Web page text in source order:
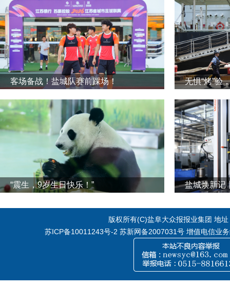
客场备战！盐城队赛前踩场！ 无惧“烤”验
“震生，9岁生日快乐！”
版权所有(C)盐阜大众报报业集团 地
苏ICP备10011243号-2 苏新网备2007031号 增值电信业